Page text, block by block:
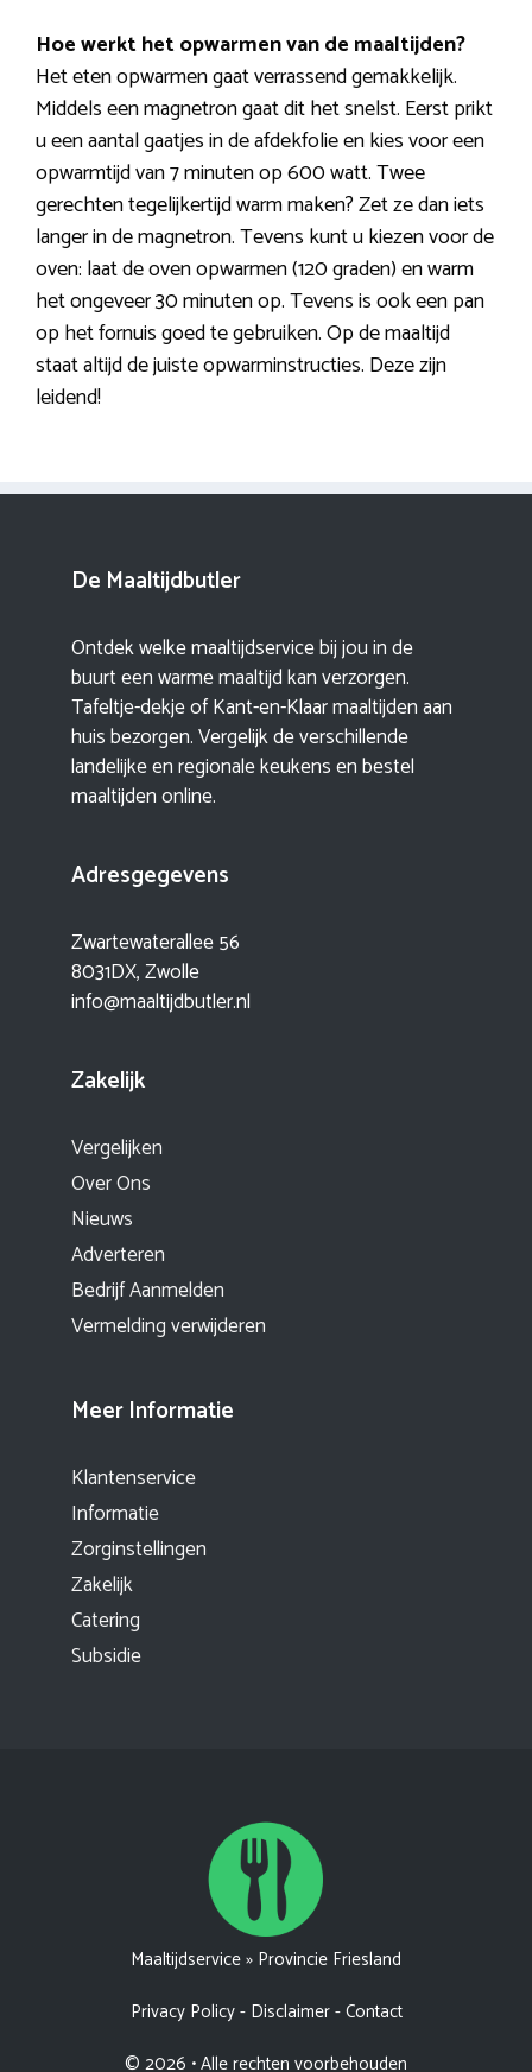
Hoe werkt het opwarmen van de maaltijden?
Het eten opwarmen gaat verrassend gemakkelijk.
Middels een magnetron gaat dit het snelst. Eerst prikt
u een aantal gaatjes in de afdekfolie en kies voor een
opwarmtijd van 7 minuten op 600 watt. Twee
gerechten tegelijkertijd warm maken? Zet ze dan iets
langer in de magnetron. Tevens kunt u kiezen voor de
oven: laat de oven opwarmen (120 graden) en warm
het ongeveer 30 minuten op. Tevens is ook een pan
op het fornuis goed te gebruiken. Op de maaltijd
staat altijd de juiste opwarminstructies. Deze zijn
leidend!
De Maaltijdbutler
Ontdek welke maaltijdservice bij jou in de
buurt een warme maaltijd kan verzorgen.
Tafeltje-dekje of Kant-en-Klaar maaltijden aan
huis bezorgen. Vergelijk de verschillende
landelijke en regionale keukens en bestel
maaltijden online.
Adresgegevens
Zwartewaterallee 56
8031DX, Zwolle
info@maaltijdbutler.nl
Zakelijk
Vergelijken
Over Ons
Nieuws
Adverteren
Bedrijf Aanmelden
Vermelding verwijderen
Meer Informatie
Klantenservice
Informatie
Zorginstellingen
Zakelijk
Catering
Subsidie
Maaltijdservice» Provincie Friesland
Privacy Policy- Disclaimer-Contact
© 2026 • Alle rechten voorbehouden